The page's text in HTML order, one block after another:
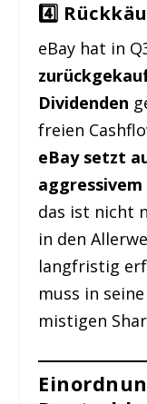
4️⃣
eBay hat in
Dividenden
freien
eBay setzt
das ist nicht
in den
langfristig
muss in
mistigen